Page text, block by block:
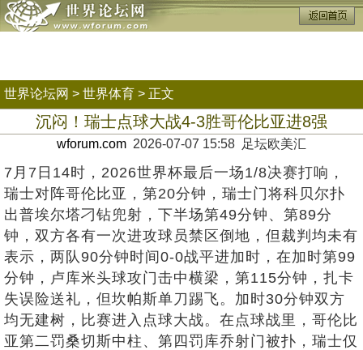
世界论坛网 > 世界体育 > 正文
沉闷！瑞士点球大战4-3胜哥伦比亚进8强
wforum.com 2026-07-07 15:58 足坛欧美汇
7月7日14时，2026世界杯最后一场1/8决赛打响，
瑞士对阵哥伦比亚，第20分钟，瑞士门将科贝尔扑
出普埃尔塔刁钻兜射，下半场第49分钟、第89分
钟，双方各有一次进攻球员禁区倒地，但裁判均未有
表示，两队90分钟时间0-0战平进加时，在加时第99
分钟，卢库米头球攻门击中横梁，第115分钟，扎卡
失误险送礼，但坎帕斯单刀踢飞。加时30分钟双方
均无建树，比赛进入点球大战。在点球战里，哥伦比
亚第二罚桑切斯中柱、第四罚库乔射门被扑，瑞士仅